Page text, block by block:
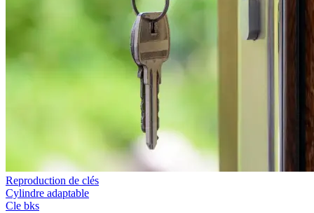
Reproduction de clés
Cylindre adaptable
Cle bks